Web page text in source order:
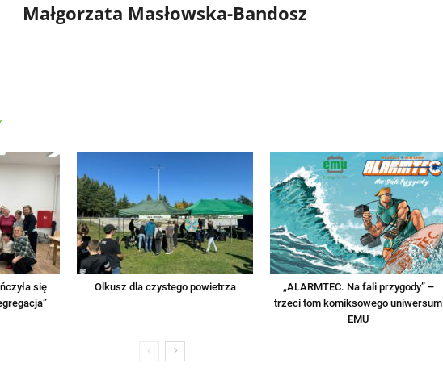
Małgorzata Masłowska-Bandosz
się
Olkusz dla czystego powietrza
„ALARMTEC. Na fali przygody” –
trzeci tom komiksowego uniwersum
EMU